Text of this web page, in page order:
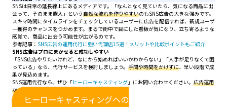
SNSは日常の延長線上にあるメディアです。「なんとなく見ていたら、気になる商品に出
会って、そのまま購入」という自然な流れを作りやすいのもSNS広告の大きな強みです。
スキマ時間にタイムラインをチェックしているユーザーに広告を配信すれば、新規ユーザ
ー獲得のチャンスをつかめます。まるで街中で目にした看板が気になり、立ち寄るような
感覚で、商品に出会う可能性が広がるのです。
参考記事： SNS広告の運用代行に強い代理店15選！メリットや比較ポイントもご紹介
SNS広告はプロにまかせると成功しやすい
「SNS広告やりたいけれど、なにから始めればいいかわからない」「人手が足りなくて困
っている」なら、代行サービスを検討しましょう。 手間や時間をかけずに、早い段階で成
果が見込めます。
SNS運用代行なら、ぜひ「ヒーローキャスティング」にお問い合わせください。 広告運用
から戦略策定まですべて対応可能
ヒーローキャスティングへの